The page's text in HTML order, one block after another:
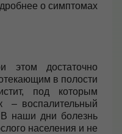
о симптомах
достаточно
в полости
под которым
– воспалительный
В наши дни болезнь
населения и не